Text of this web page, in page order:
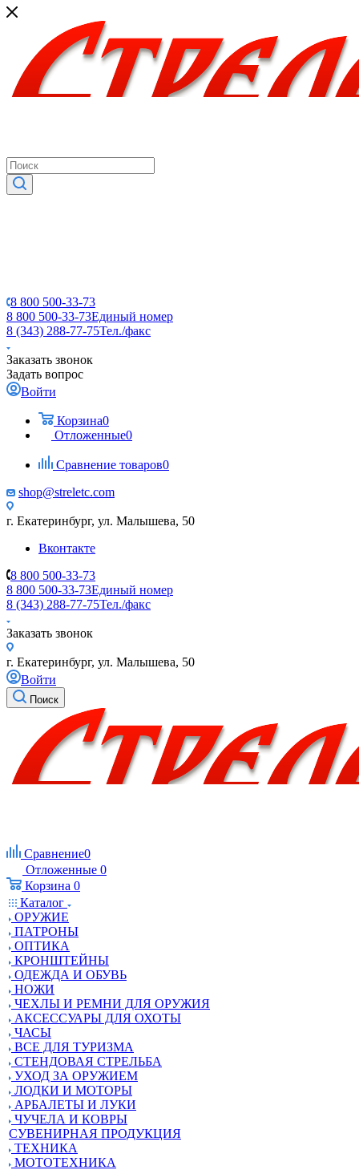
8 800 500-33-73
8 800 500-33-73Единый номер
8 (343) 288-77-75Тел./факс
Заказать звонок
Задать вопрос
Войти
Корзина0
Отложенные0
Сравнение товаров0
shop@streletc.com
г. Екатеринбург, ул. Малышева, 50
Вконтакте
8 800 500-33-73
8 800 500-33-73Единый номер
8 (343) 288-77-75Тел./факс
Заказать звонок
г. Екатеринбург, ул. Малышева, 50
Войти
Поиск
Сравнение0
Отложенные 0
Корзина 0
Каталог
ОРУЖИЕ
ПАТРОНЫ
ОПТИКА
КРОНШТЕЙНЫ
ОДЕЖДА И ОБУВЬ
НОЖИ
ЧЕХЛЫ И РЕМНИ ДЛЯ ОРУЖИЯ
АКСЕССУАРЫ ДЛЯ ОХОТЫ
ЧАСЫ
ВСЕ ДЛЯ ТУРИЗМА
СТЕНДОВАЯ СТРЕЛЬБА
УХОД ЗА ОРУЖИЕМ
ЛОДКИ И МОТОРЫ
АРБАЛЕТЫ И ЛУКИ
ЧУЧЕЛА И КОВРЫ
СУВЕНИРНАЯ ПРОДУКЦИЯ
ТЕХНИКА
МОТОТЕХНИКА